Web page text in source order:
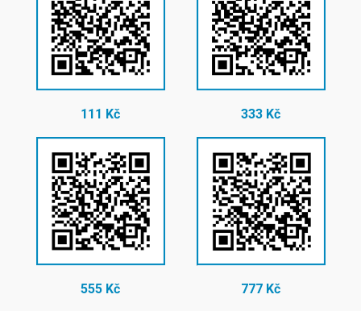
111 Kč 333 Kč
555 Kč 777 Kč